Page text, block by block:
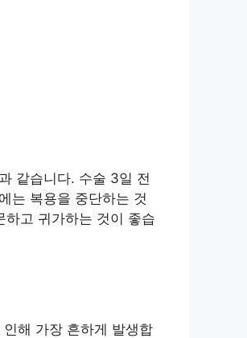
같습니다. 수술 3일 전
는 복용을 중단하는 것
고 귀가하는 것이 좋습
해 가장 흔하게 발생합